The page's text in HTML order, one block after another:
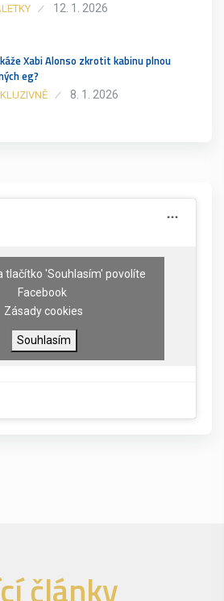
12. 1. 2026
Xabi Alonso zkrotit kabinu plnou
eg?
8. 1. 2026
tlačítko 'Souhlasím' povolíte
Facebook
Zásady cookies
Souhlasím
články